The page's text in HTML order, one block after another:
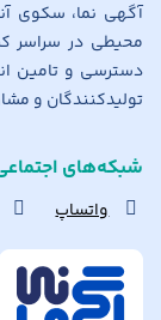
آگهی نما، سکوی
محیطی در سراسر
دسترسی و تامین
تولیدکنندگان و
شبکه‌های
واتساپ